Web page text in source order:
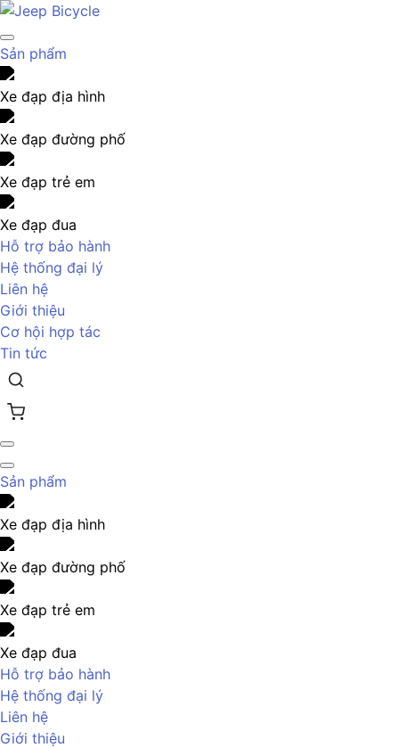
Sản phẩm
Xe đạp địa hình
Xe đạp đường phố
Xe đạp trẻ em
Xe đạp đua
Hỗ trợ bảo hành
Hệ thống đại lý
Liên hệ
Giới thiệu
Cơ hội hợp tác
Tin tức
Sản phẩm
Xe đạp địa hình
Xe đạp đường phố
Xe đạp trẻ em
Xe đạp đua
Hỗ trợ bảo hành
Hệ thống đại lý
Liên hệ
Giới thiệu